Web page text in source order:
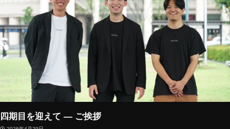
四期目を迎えて ― ご挨拶